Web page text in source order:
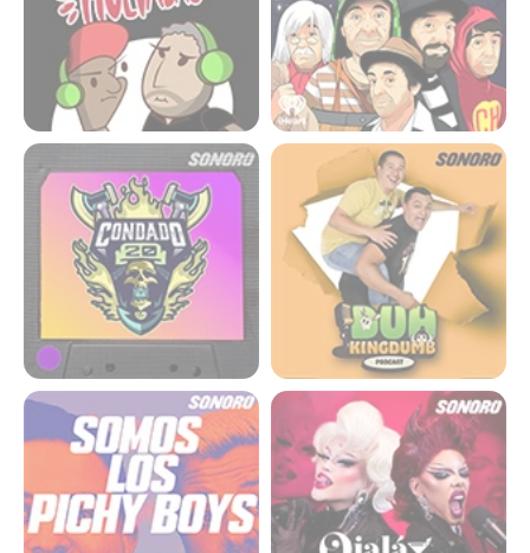
Condado 20 Duh Kingdumb
Somos los pichy boys Ojalá estuviera sobria